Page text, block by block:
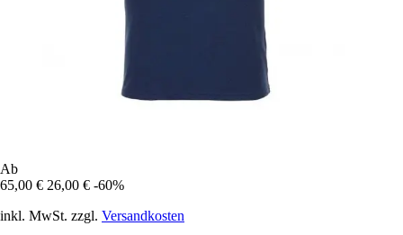
Ab
65,00 € 26,00 € -60%
inkl. MwSt. zzgl. Versandkosten